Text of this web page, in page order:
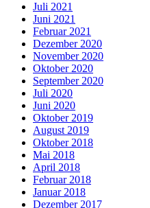
Juli 2021
Juni 2021
Februar 2021
Dezember 2020
November 2020
Oktober 2020
September 2020
Juli 2020
Juni 2020
Oktober 2019
August 2019
Oktober 2018
Mai 2018
April 2018
Februar 2018
Januar 2018
Dezember 2017